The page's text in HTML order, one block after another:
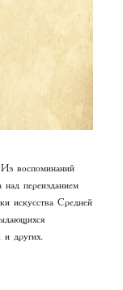
воспоминаний
над переизданием
искусства Средней
других.